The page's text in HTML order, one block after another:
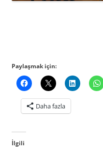
Paylaşmak için:
Daha fazla
İlgili